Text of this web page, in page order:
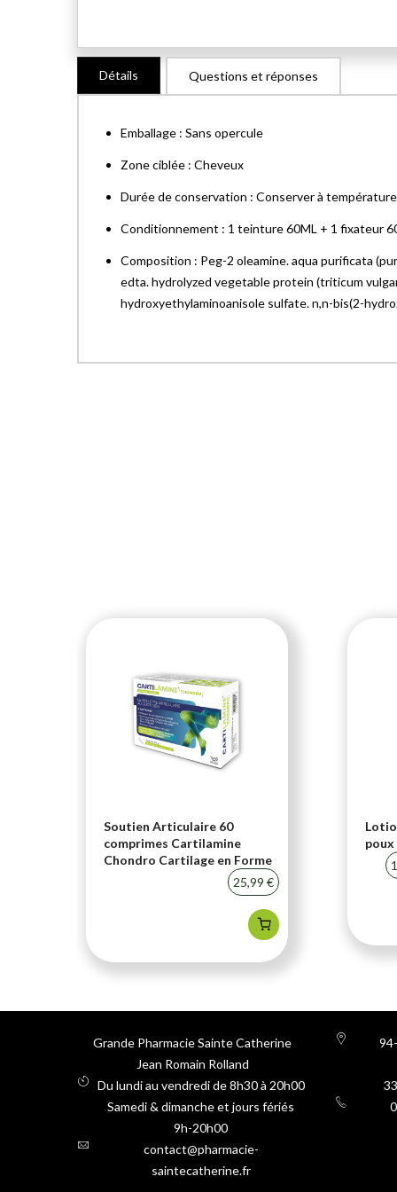
Skip
the
Détails
Emballage : Sans opercule
Zone ciblée : Cheveux
Durée de conservation : Conserver à
Conditionnement : 1 teinture 60ML + 1 fixateur
Composition : Peg-2 oleamine. aqua purificata
edta. hydrolyzed vegetable protein (triticum
hydroxyethylaminoanisole sulfate. n,n-bis(2-
Questions et réponses
Soutien Articulaire 60
comprimes Cartilamine
Chondro Cartilage en Forme
25,99 €
Grande Pharmacie Sainte Catherine
Jean Romain Rolland
Du lundi au vendredi de 8h30 à 20h00
Samedi & dimanche et jours fériés
9h-20h00
contact@pharmacie-
saintecatherine.fr